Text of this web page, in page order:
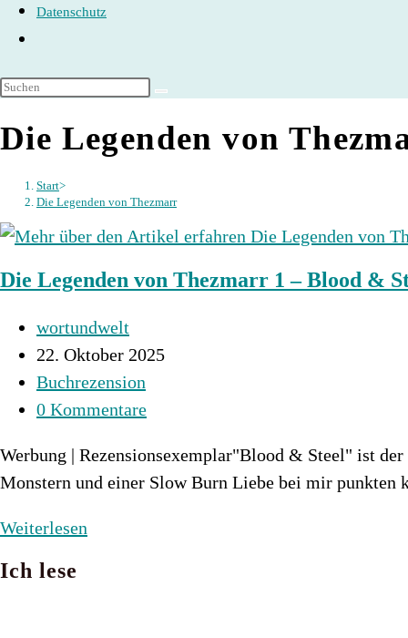
Datenschutz
umschalten
Die Legenden von
Start>
Die Legenden von Thezmarr
Die Legenden von Thezmarr 1 – Blood &
Beitrags-
Autor:
wortundwelt
Beitrag
veröffentlicht:
22. Oktober 2025
Beitrags-
Kategorie:
Buchrezension
Beitrags-
0 Kommentare
Werbung | Rezensionsexemplar"Blood & Steel" ist
Monstern und einer Slow Burn Liebe bei mir punkten
Weiterlesen
Ich lese